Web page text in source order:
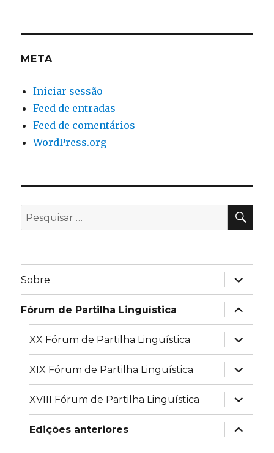
META
Iniciar sessão
Feed de entradas
Feed de comentários
WordPress.org
Pesquisar
por:
Sobre
expandir
Fórum de Partilha Linguística
expandir
XX Fórum de Partilha Linguística
expandir
XIX Fórum de Partilha Linguística
expandir
XVIII Fórum de Partilha Linguística
expandir
Edições anteriores
expandir